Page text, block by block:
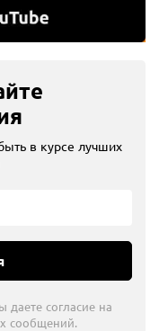
в курсе лучших
даете согласие на
сообщений.